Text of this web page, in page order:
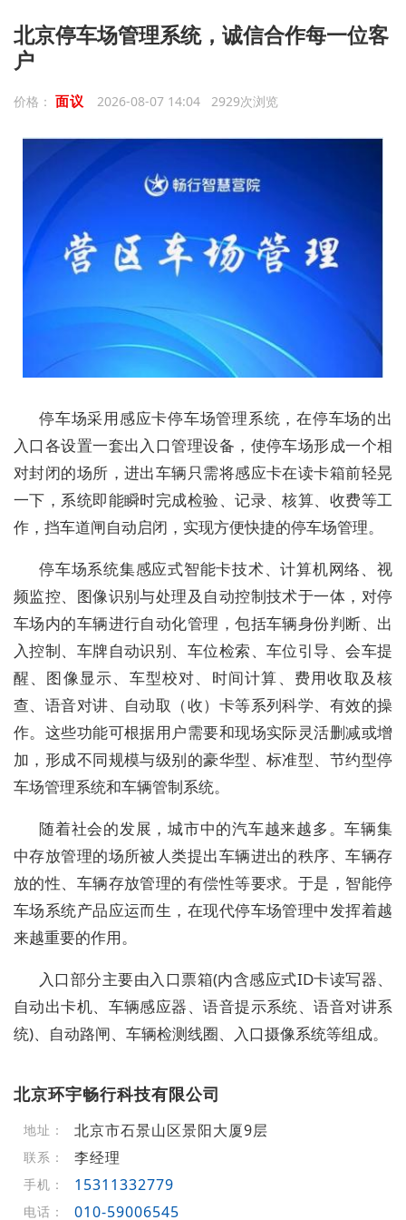
北京停车场管理系统，诚信合作每一位客
户
价格： 面议 2026-08-07 14:04 2929次浏览
停车场采用感应卡停车场管理系统，在停车场的出
入口各设置一套出入口管理设备，使停车场形成一个相
对封闭的场所，进出车辆只需将感应卡在读卡箱前轻晃
一下，系统即能瞬时完成检验、记录、核算、收费等工
作，挡车道闸自动启闭，实现方便快捷的停车场管理。
停车场系统集感应式智能卡技术、计算机网络、视
频监控、图像识别与处理及自动控制技术于一体，对停
车场内的车辆进行自动化管理，包括车辆身份判断、出
入控制、车牌自动识别、车位检索、车位引导、会车提
醒、图像显示、车型校对、时间计算、费用收取及核
查、语音对讲、自动取（收）卡等系列科学、有效的操
作。这些功能可根据用户需要和现场实际灵活删减或增
加，形成不同规模与级别的豪华型、标准型、节约型停
车场管理系统和车辆管制系统。
随着社会的发展，城市中的汽车越来越多。车辆集
中存放管理的场所被人类提出车辆进出的秩序、车辆存
放的性、车辆存放管理的有偿性等要求。于是，智能停
车场系统产品应运而生，在现代停车场管理中发挥着越
来越重要的作用。
入口部分主要由入口票箱(内含感应式ID卡读写器、
自动出卡机、车辆感应器、语音提示系统、语音对讲系
统)、自动路闸、车辆检测线圈、入口摄像系统等组成。
北京环宇畅行科技有限公司
地址： 北京市石景山区景阳大厦9层
联系： 李经理
手机： 15311332779
电话： 010-59006545